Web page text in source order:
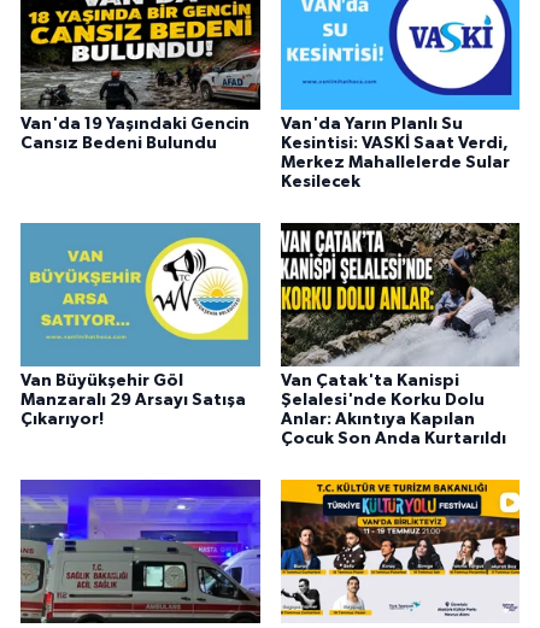
Van'da 19 Yaşındaki Gencin
Cansız Bedeni Bulundu
Van'da Yarın Planlı Su
Kesintisi: VASKİ Saat Verdi,
Merkez Mahallelerde Sular
Kesilecek
Van Büyükşehir Göl
Manzaralı 29 Arsayı Satışa
Çıkarıyor!
Van Çatak'ta Kanispi
Şelalesi'nde Korku Dolu
Anlar: Akıntıya Kapılan
Çocuk Son Anda Kurtarıldı